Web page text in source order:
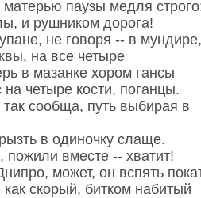
паузы медля
и рушником дорога!
не говоря -- в мундире,
на все четыре
в мазанке хором гансы
четыре кости, поганцы.
сообща, путь выбирая в
в одиночку слаще.
вместе -- хватит!
может, он вспять
как скорый, битком набитый